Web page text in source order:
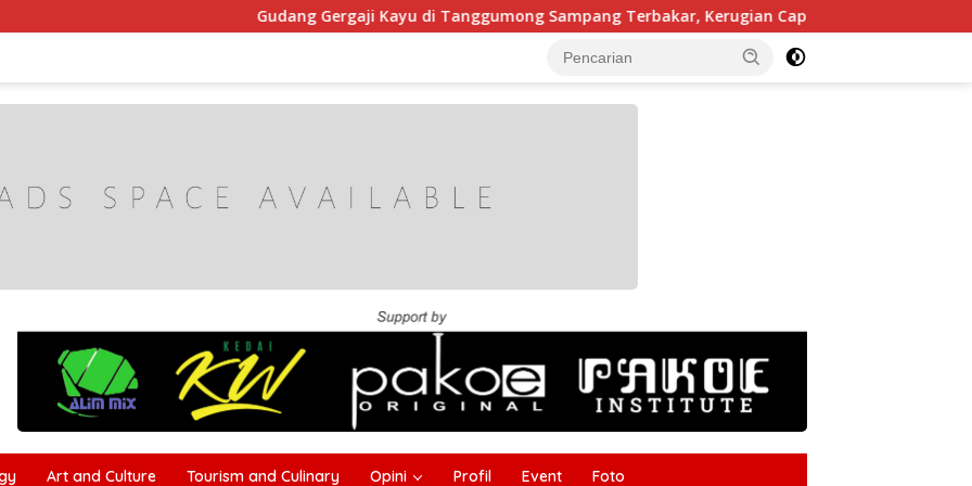
Gudang Gergaji Kayu di Tanggumong Sampang Terbakar, Kerugian Capai Rp55 Juta
Art and Culture Tourism and Culinary Opini Profil Event Foto